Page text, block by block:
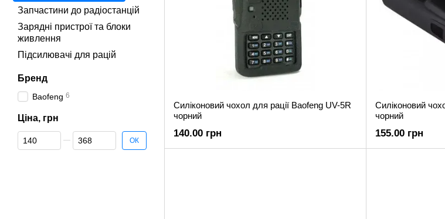
Силіконовий чохол для рації Baofeng UV-5R
чорний
140.00 грн
Силіконовий
чорний
155.00 грн
Запчастини до радіостанцій
Зарядні пристрої та блоки
живлення
Підсилювачі для рацій
Бренд
Baofeng 6
Ціна, грн
Від Ціна, грн
До Ціна, грн ОК